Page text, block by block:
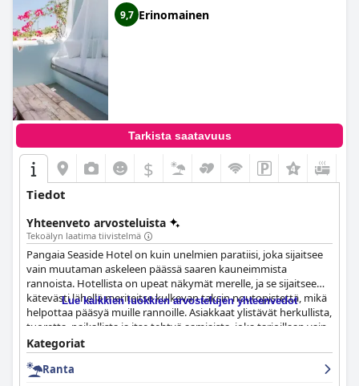
9,7 Erinomainen
Tarkista saatavuus
$
Tiedot
Yhteenveto arvosteluista
Tekoälyn laatima tiivistelmä
Pangaia Seaside Hotel on kuin unelmien paratiisi, joka sijaitsee
vain muutaman askeleen päässä saaren kauneimmista
rannoista. Hotellista on upeat näkymät merelle, ja se sijaitsee
kätevästi lähellä meriteitse kulkevan taksin noutopistettä, mikä
helpottaa pääsyä muille rannoille. Asiakkaat ylistävät herkullista,
tuoretta, paikallista ja itse tehtyä aamiaista, joka tarjoillaan vain
muutaman askeleen päässä saaren turkoosinsinisistä vesistä.
Tilavat huoneet on sisustettu käsintehdyillä huonekaluilla ja
ainutlaatuisilla esineillä, ja niistä on upeat näkymät merelle
Lue kaikkien luokkien arvostelujen yhteenvedot
Kategoriat
Ranta